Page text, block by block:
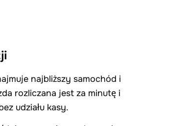
najbliższy samochód i
rozliczana jest za minutę i
udziału kasy.